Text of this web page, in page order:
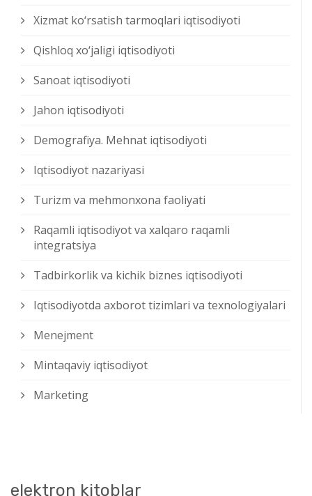
Xizmat kо‘rsatish tarmoqlari iqtisodiyoti
Qishloq xо‘jaligi iqtisodiyoti
Sanoat iqtisodiyoti
Jahon iqtisodiyoti
Demografiya. Mehnat iqtisodiyoti
Iqtisodiyot nazariyasi
Turizm va mehmonxona faoliyati
Raqamli iqtisodiyot va xalqaro raqamli
integratsiya
Tadbirkorlik va kichik biznes iqtisodiyoti
Iqtisodiyotda axborot tizimlari va texnologiyalari
Menejment
Mintaqaviy iqtisodiyot
Marketing
elektron kitoblar